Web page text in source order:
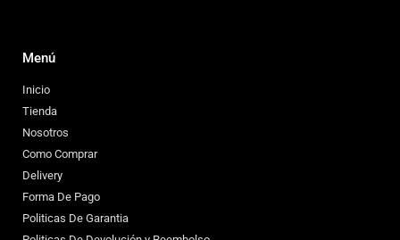
Menú
Inicio
Tienda
Nosotros
Como Comprar
Delivery
Forma De Pago
Politicas De Garantia